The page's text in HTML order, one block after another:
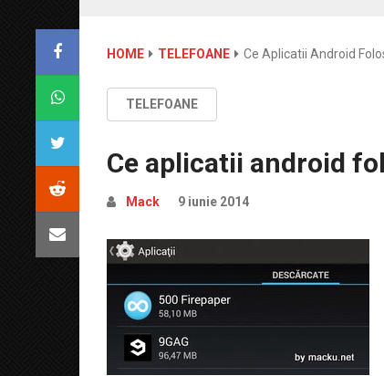
HOME TELEFOANE Ce Aplicatii Android
TELEFOANE
Ce aplicatii android
Mack 9 iunie 2014